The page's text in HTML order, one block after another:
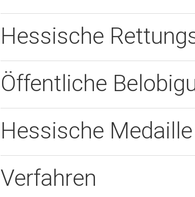
Hessische
Öffentliche
Hessische
Verfahren